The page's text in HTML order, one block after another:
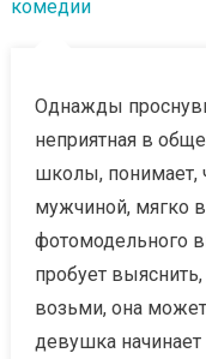
комедии
Однажды
неприятная в
школы, понимает,
мужчиной, мягко
фотомодельного
пробует
возьми, она
девушка